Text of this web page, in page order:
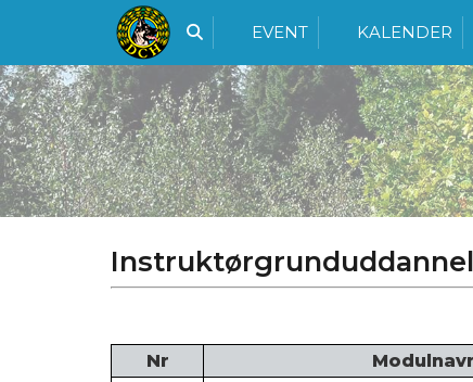
EVENT KALENDER
Nr